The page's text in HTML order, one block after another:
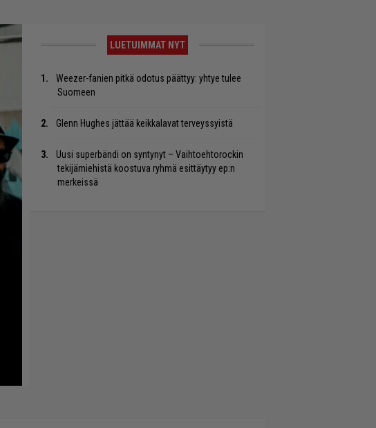
LUETUIMMAT NYT
Weezer-fanien pitkä odotus päättyy: yhtye tulee
Suomeen
Glenn Hughes jättää keikkalavat terveyssyistä
Uusi superbändi on syntynyt – Vaihtoehtorockin
tekijämiehistä koostuva ryhmä esittäytyy ep:n
merkeissä